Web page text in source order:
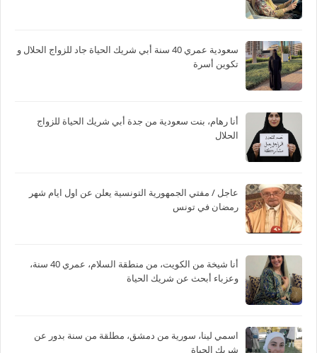
سعودية عمري 40 سنة أبي شريك الحياة جاد للزواج الحلال و
تكوين أسرة
أنا رهام، بنت سعودية من جدة أبي شريك الحياة للزواج
الحلال
عاجل / مفتي الجمهورية التونسية يعلن عن اول ايام شهر
رمضان في تونس
أنا شيخة من الكويت، من منطقة السلام، عمري 40 سنة،
وعزباء أبحث عن شريك الحياة
اسمي لينا، سورية من دمشق، مطلقة من سنة بدور عن
شريك الحياة